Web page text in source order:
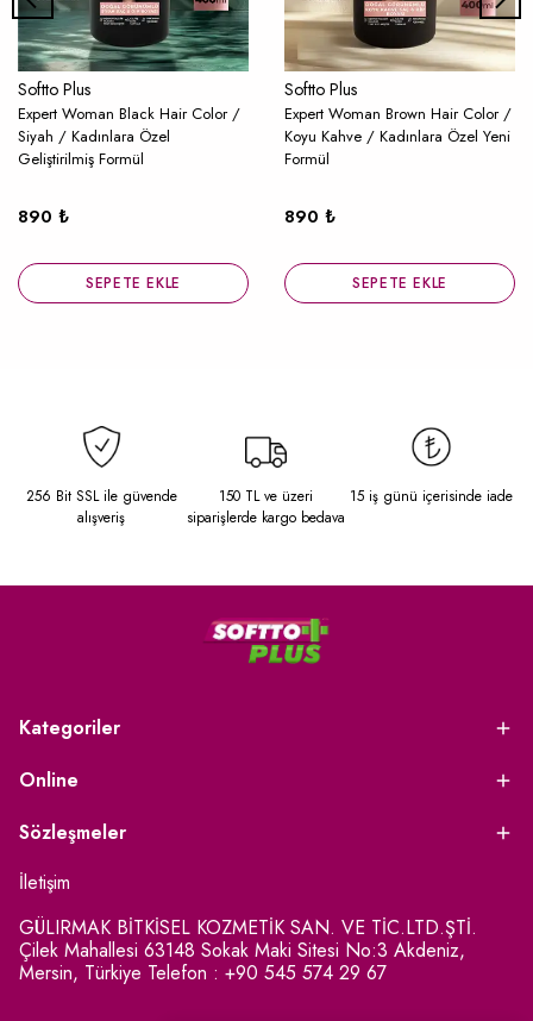
Softto Plus
Expert Woman Black Hair Color /
Siyah / Kadınlara Özel
Geliştirilmiş Formül
890 ₺
SEPETE EKLE
Softto Plus
Expert Woman Brown Hair Color /
Koyu Kahve / Kadınlara Özel Yeni
Formül
890 ₺
SEPETE EKLE
256 Bit SSL ile güvende
alışveriş
150 TL ve üzeri
siparişlerde kargo bedava
15 iş günü içerisinde iade
Kategoriler
Online
Sözleşmeler
İletişim
GÜLIRMAK BİTKİSEL KOZMETİK SAN. VE TİC.LTD.ŞTİ.
Çilek Mahallesi 63148 Sokak Maki Sitesi No:3 Akdeniz,
Mersin, Türkiye Telefon : +90 545 574 29 67